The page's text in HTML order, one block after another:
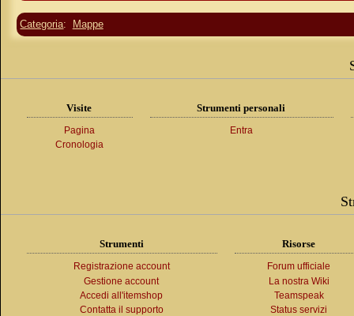
Categoria: Mappe
Visite
Pagina
Cronologia
Strumenti personali
Entra
Strumenti
Registrazione account
Gestione account
Accedi all'itemshop
Contatta il supporto
Risorse
Forum ufficiale
La nostra Wiki
Teamspeak
Status servizi